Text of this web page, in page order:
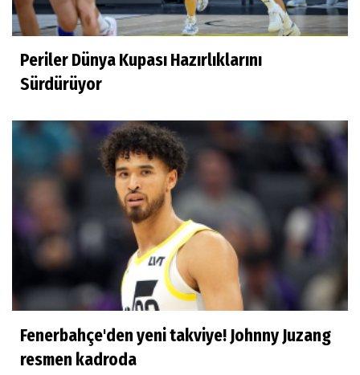
Bilimin ışığında...
Doğan Hakyemez
Ilgım Çetin
Muhteşem veda
Ece Ergez
TBL'YE YÜKSELEN İKİ BÜYÜK HİKÂYE
İhsan Bayülken
İyi ki...
Periler Dünya Kupası Hazırlıklarını
Sürdürüyor
Fenerbahçe'den yeni takviye! Johnny Juzang
resmen kadroda